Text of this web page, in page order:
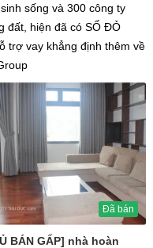
sống và 300 công ty
đất, hiện đã có SỔ ĐỎ
trợ vay khẳng định thêm về
Đã bán
BÁN GẤP] nhà hoàn